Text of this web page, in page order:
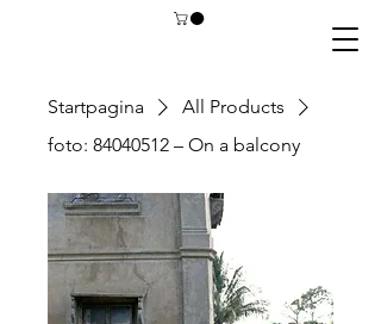
Startpagina
All Products
foto: 84040512 – On a balcony